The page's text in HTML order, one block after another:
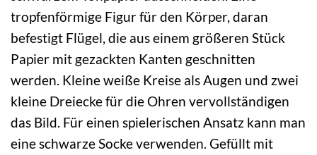
tropfenförmige Figur für den Körper, daran
befestigt Flügel, die aus einem größeren Stück
Papier mit gezackten Kanten geschnitten
werden. Kleine weiße Kreise als Augen und zwei
kleine Dreiecke für die Ohren vervollständigen
das Bild. Für einen spielerischen Ansatz kann man
eine schwarze Socke verwenden. Gefüllt mit